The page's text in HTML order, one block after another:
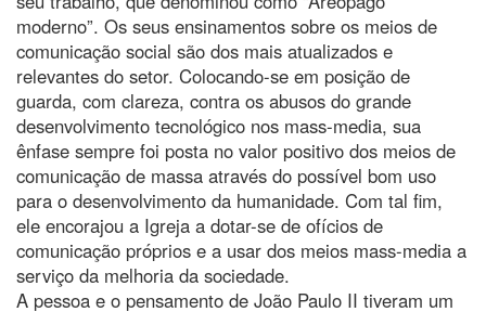
moderno”. Os seus ensinamentos sobre os meios de
comunicação social são dos mais atualizados e
relevantes do setor. Colocando-se em posição de
guarda, com clareza, contra os abusos do grande
desenvolvimento tecnológico nos mass-media, sua
ênfase sempre foi posta no valor positivo dos meios de
comunicação de massa através do possível bom uso
para o desenvolvimento da humanidade. Com tal fim,
ele encorajou a Igreja a dotar-se de ofícios de
comunicação próprios e a usar dos meios mass-media a
serviço da melhoria da sociedade.
A pessoa e o pensamento de João Paulo II tiveram um